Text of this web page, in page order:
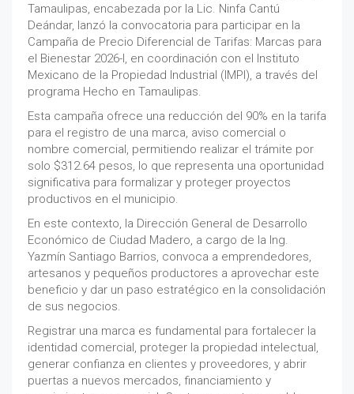
Tamaulipas, encabezada por la Lic. Ninfa Cantú
Deándar, lanzó la convocatoria para participar en la
Campaña de Precio Diferencial de Tarifas: Marcas para
el Bienestar 2026-I, en coordinación con el Instituto
Mexicano de la Propiedad Industrial (IMPI), a través del
programa Hecho en Tamaulipas.
Esta campaña ofrece una reducción del 90% en la tarifa
para el registro de una marca, aviso comercial o
nombre comercial, permitiendo realizar el trámite por
solo $312.64 pesos, lo que representa una oportunidad
significativa para formalizar y proteger proyectos
productivos en el municipio.
En este contexto, la Dirección General de Desarrollo
Económico de Ciudad Madero, a cargo de la Ing.
Yazmín Santiago Barrios, convoca a emprendedores,
artesanos y pequeños productores a aprovechar este
beneficio y dar un paso estratégico en la consolidación
de sus negocios.
Registrar una marca es fundamental para fortalecer la
identidad comercial, proteger la propiedad intelectual,
generar confianza en clientes y proveedores, y abrir
puertas a nuevos mercados, financiamiento y